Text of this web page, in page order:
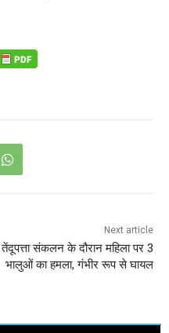
Next article
तेंदूपत्ता संकलन के दौरान महिला पर 3
भालुओं का हमला, गंभीर रूप से घायल